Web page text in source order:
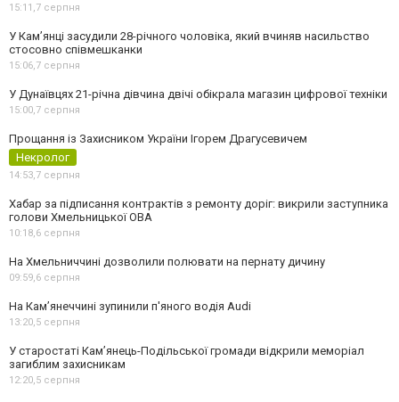
15:11,7 серпня
У Камʼянці засудили 28-річного чоловіка, який вчиняв насильство
стосовно співмешканки
15:06,7 серпня
У Дунаївцях 21-річна дівчина двічі обікрала магазин цифрової техніки
15:00,7 серпня
Прощання із Захисником України Ігорем Драгусевичем
Некролог
14:53,7 серпня
Хабар за підписання контрактів з ремонту доріг: викрили заступника
голови Хмельницької ОВА
10:18,6 серпня
На Хмельниччині дозволили полювати на пернату дичину
09:59,6 серпня
На Камʼянеччині зупинили п'яного водія Audi
13:20,5 серпня
У старостаті Кам’янець-Подільської громади відкрили меморіал
загиблим захисникам
12:20,5 серпня